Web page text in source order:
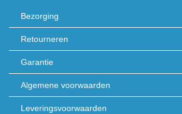
Bezorging
Retourneren
Garantie
Algemene voorwaarden
Leveringsvoorwaarden